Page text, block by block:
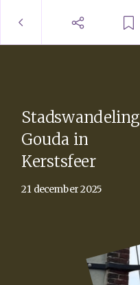
Stadswandeling
Gouda in
Kerstsfeer
21 december 2025